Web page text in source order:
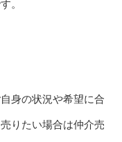
。
身の状況や希望に合
りたい場合は仲介売